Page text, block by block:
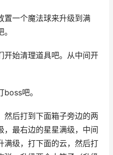
置一个魔法球来升级到满
开始清理道具吧。从中间开
吧。
然后打到下面箱子旁边的两
，最右边的星星满级，中间
满级，打下面的云，然后打